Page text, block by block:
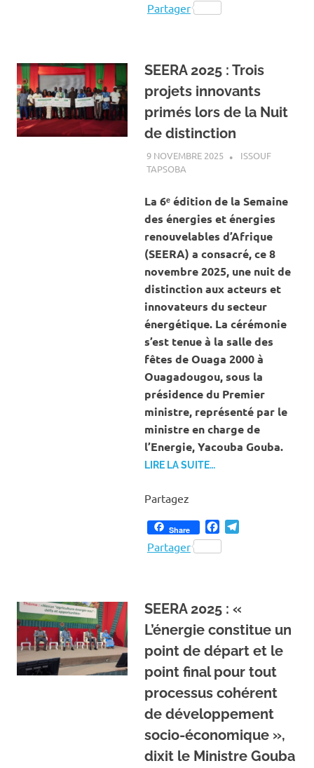
Partager
SEERA 2025 : Trois
projets innovants
primés lors de la Nuit
de distinction
9 NOVEMBRE 2025
ISSOUF
TAPSOBA
La 6ᵉ édition de la Semaine
des énergies et énergies
renouvelables d’Afrique
(SEERA) a consacré, ce 8
novembre 2025, une nuit de
distinction aux acteurs et
innovateurs du secteur
énergétique. La cérémonie
s’est tenue à la salle des
fêtes de Ouaga 2000 à
Ouagadougou, sous la
présidence du Premier
ministre, représenté par le
ministre en charge de
l’Energie, Yacouba Gouba.
LIRE LA SUITE…
Partagez
Share Facebook
Partager
SEERA 2025 : «
L’énergie constitue un
point de départ et le
point final pour tout
processus cohérent
de développement
socio-économique »,
dixit le Ministre Gouba